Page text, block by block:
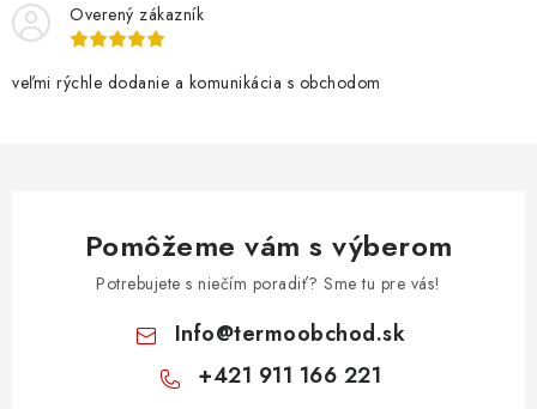
u
Overený zákazník
veľmi rýchle dodanie a komunikácia s obchodom
Pomôžeme vám s výberom
Potrebujete s niečím poradiť? Sme tu pre vás!
Info@termoobchod.sk
+421 911 166 221